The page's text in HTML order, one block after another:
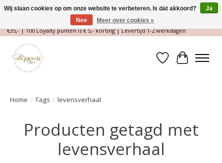
Magische Conceptstore, Edelstenen & Spirituele winkel | Gratis verzending >
€35,- | 100 Loyalty punten is € 5,- korting | Levertijd 1-2 werkdagen
Verlanglijst
Home / Tags / levensverhaal
Producten getagd met
levensverhaal
Wij slaan cookies op om onze website te verbeteren. Is dat akkoord?
Ja
Nee
Meer over cookies »